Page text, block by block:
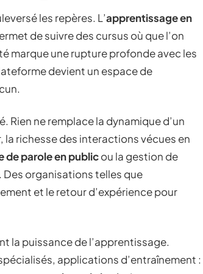
les repères. L’apprentissage en
de suivre des cursus où que l’on
marque une rupture profonde avec les
devient un espace de
Rien ne remplace la dynamique d’un
richesse des interactions vécues en
de parole en publicou la gestion de
organisations telles que
et le retour d’expérience pour
la puissance de l’apprentissage.
applications d’entraînement :